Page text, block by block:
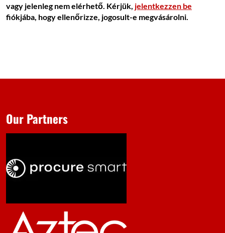
vagy jelenleg nem elérhető. Kérjük, jelentkezzen be
fiókjába, hogy ellenőrizze, jogosult-e megvásárolni.
Our Partners